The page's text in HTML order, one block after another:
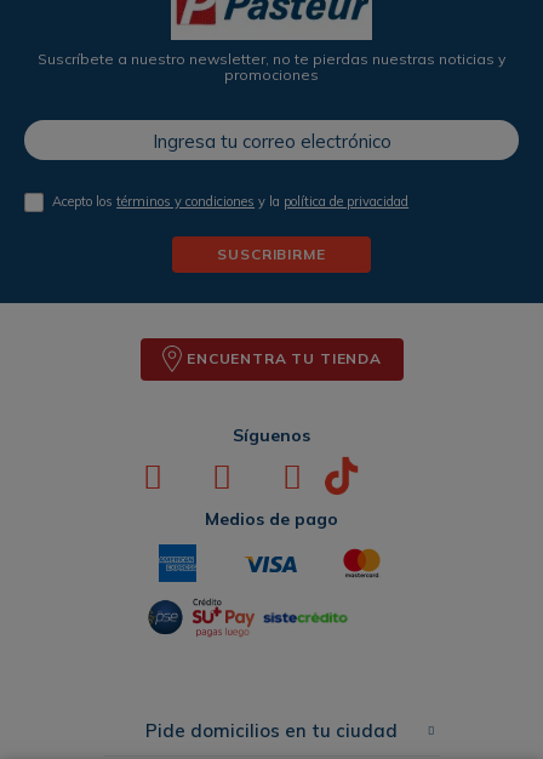
Suscríbete a nuestro newsletter, no te pierdas nuestras noticias y
promociones
Acepto lostérminos y condiciones y la política de privacidad
SUSCRIBIRME
ENCUENTRA TU TIENDA
Síguenos
Medios de pago
Pide domicilios en tu ciudad